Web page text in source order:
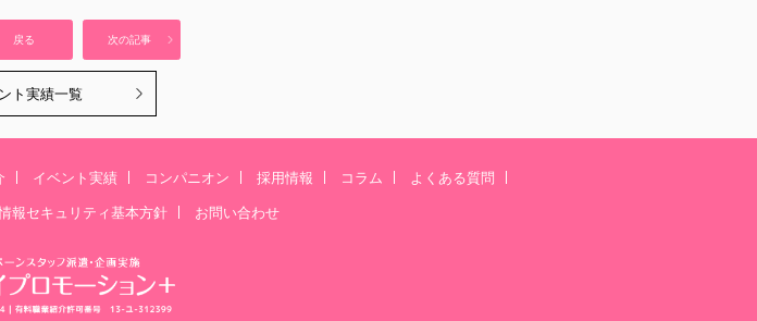
戻る 次の記事
ト実績一覧
イベント実績 コンパニオン 採用情報 コラム
よくある質問
報セキュリティ基本方針 お問い合わせ